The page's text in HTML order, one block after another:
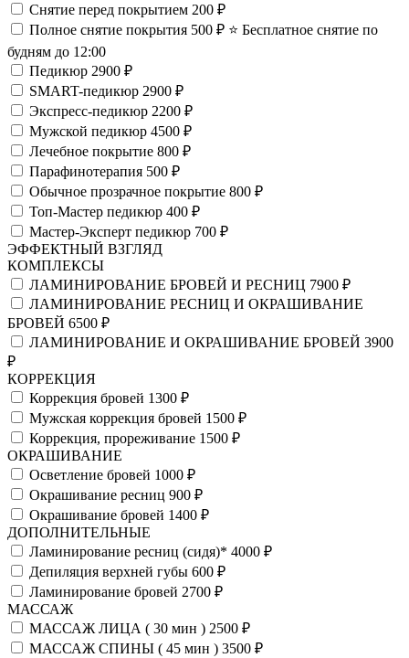
Снятие перед покрытием 200 ₽
Полное снятие покрытия 500 ₽ ⭐️ Бесплатное снятие по
будням до 12:00
Педикюр 2900 ₽
SMART-педикюр 2900 ₽
Экспресс-педикюр 2200 ₽
Мужской педикюр 4500 ₽
Лечебное покрытие 800 ₽
Парафинотерапия 500 ₽
Обычное прозрачное покрытие 800 ₽
Топ-Мастер педикюр 400 ₽
Мастер-Эксперт педикюр 700 ₽
ЭФФЕКТНЫЙ ВЗГЛЯД
КОМПЛЕКСЫ
ЛАМИНИРОВАНИЕ БРОВЕЙ И РЕСНИЦ 7900 ₽
ЛАМИНИРОВАНИЕ РЕСНИЦ И ОКРАШИВАНИЕ
БРОВЕЙ 6500 ₽
ЛАМИНИРОВАНИЕ И ОКРАШИВАНИЕ БРОВЕЙ 3900
₽
КОРРЕКЦИЯ
Коррекция бровей 1300 ₽
Мужская коррекция бровей 1500 ₽
Коррекция, прореживание 1500 ₽
ОКРАШИВАНИЕ
Осветление бровей 1000 ₽
Окрашивание ресниц 900 ₽
Окрашивание бровей 1400 ₽
ДОПОЛНИТЕЛЬНЫЕ
Ламинирование ресниц (сидя)* 4000 ₽
Депиляция верхней губы 600 ₽
Ламинирование бровей 2700 ₽
МАССАЖ
МАССАЖ ЛИЦА ( 30 мин ) 2500 ₽
МАССАЖ СПИНЫ ( 45 мин ) 3500 ₽